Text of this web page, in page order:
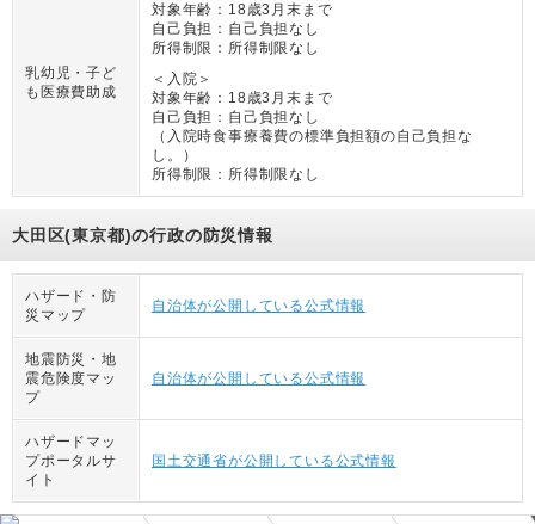
乳幼児・子ど
も医療費助成
対象年齢： 18歳3月末まで
自己負担： 自己負担なし
所得制限： 所得制限なし
＜入院＞
対象年齢： 18歳3月末まで
自己負担： 自己負担なし
（ 入院時食事療養費の標準負担額の自己負担な
し。
）
所得制限： 所得制限なし
大田区(東京都)の行政の防災情報
ハザード・防
災マップ
自治体が公開している公式情報
地震防災・地
震危険度マッ
プ
自治体が公開している公式情報
ハザードマッ
プポータルサ
イト
国土交通省が公開している公式情報